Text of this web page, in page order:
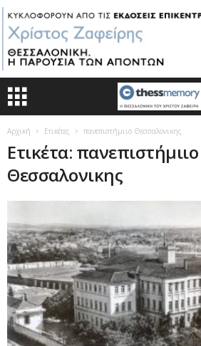
Αρχική Ετικέτες πανεπιστήμιιο Θεσσαλονικης
Ετικέτα: πανεπιστήμιιο
Θεσσαλονικης